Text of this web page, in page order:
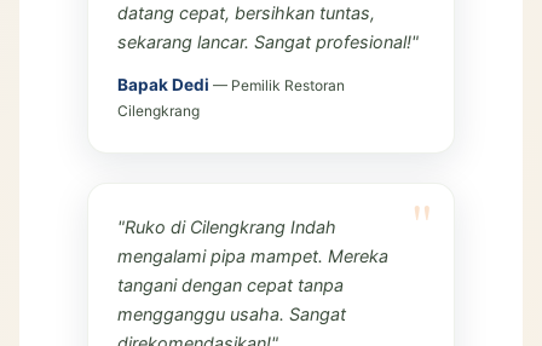
datang cepat, bersihkan tuntas,
sekarang lancar. Sangat profesional!"
Bapak Dedi — Pemilik Restoran
Cilengkrang
"Ruko di Cilengkrang Indah
mengalami pipa mampet. Mereka
tangani dengan cepat tanpa
mengganggu usaha. Sangat